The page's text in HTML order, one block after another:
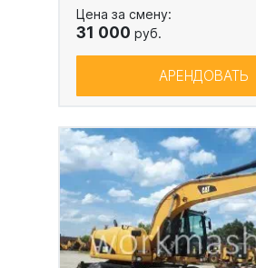
Цена за смену:
31 000 руб.
АРЕНДОВАТЬ